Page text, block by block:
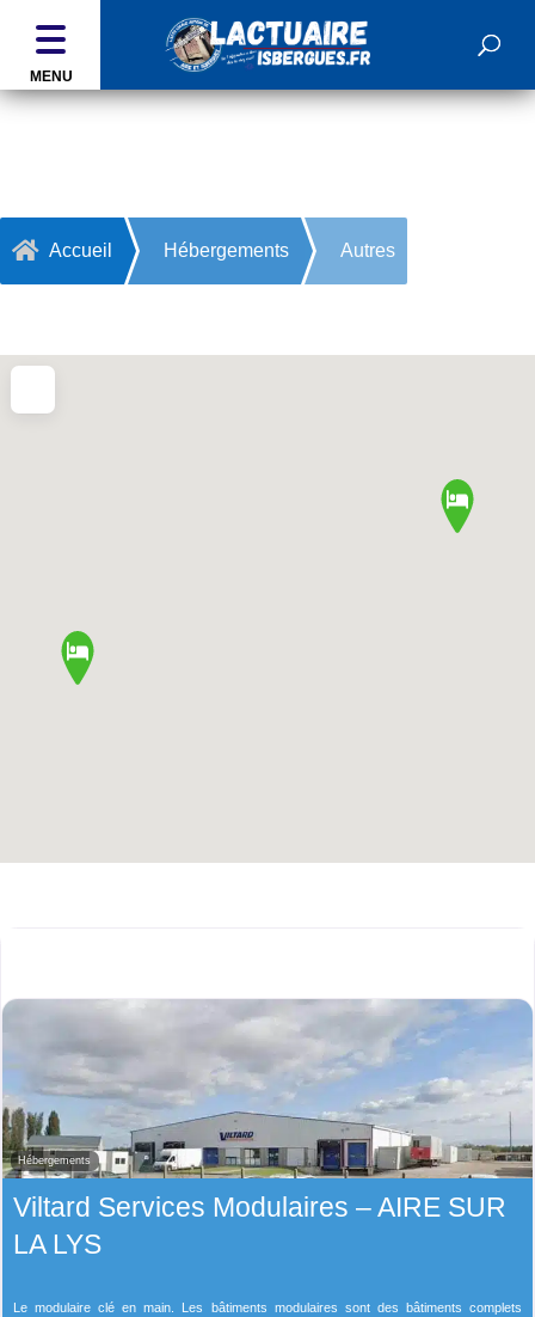
MENU
 Accueil Hébergements Autres
Hébergements
Viltard Services Modulaires – AIRE SUR
LA LYS
Le modulaire clé en main. Les bâtiments modulaires sont des bâtiments complets